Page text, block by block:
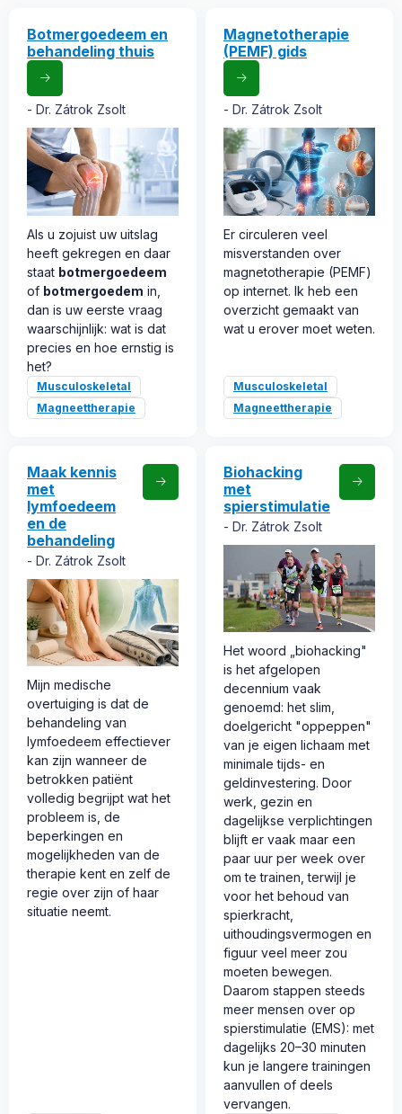
Botmergoedeem en
behandeling thuis
Dr. Zátrok Zsolt
Als u zojuist uw uitslag
heeft gekregen en daar
staat botmergoedeem
of botmergoedem in,
dan is uw eerste vraag
waarschijnlijk: wat is dat
precies en hoe ernstig is
het?
Musculoskeletal
Magneettherapie
Magnetotherapie
(PEMF) gids
Dr. Zátrok Zsolt
Er circuleren veel
misverstanden over
magnetotherapie (PEMF)
op internet. Ik heb een
overzicht gemaakt van
wat u erover moet weten.
Musculoskeletal
Magneettherapie
Maak kennis
met
lymfoedeem
en de
behandeling
Dr. Zátrok Zsolt
Mijn medische
overtuiging is dat de
behandeling van
lymfoedeem effectiever
kan zijn wanneer de
betrokken patiënt
volledig begrijpt wat het
probleem is, de
beperkingen en
mogelijkheden van de
therapie kent en zelf de
regie over zijn of haar
situatie neemt.
Biohacking
met
spierstimulatie
Dr. Zátrok Zsolt
Het woord „biohacking"
is het afgelopen
decennium vaak
genoemd: het slim,
doelgericht "oppeppen"
van je eigen lichaam met
minimale tijds- en
geldinvestering. Door
werk, gezin en
dagelijkse verplichtingen
blijft er vaak maar een
paar uur per week over
om te trainen, terwijl je
voor het behoud van
spierkracht,
uithoudingsvermogen en
figuur veel meer zou
moeten bewegen.
Daarom stappen steeds
meer mensen over op
spierstimulatie (EMS): met
dagelijks 20–30 minuten
kun je langere trainingen
aanvullen of deels
vervangen.